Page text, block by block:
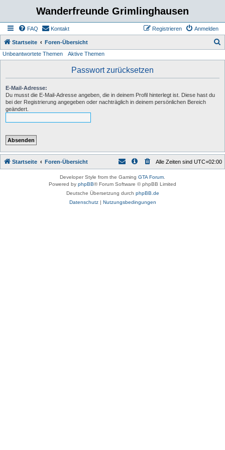
Wanderfreunde Grimlinghausen
FAQ Kontakt Anmelden
Registrieren
Startseite Foren-Übersicht
Unbeantwortete Themen Aktive Themen
Passwort zurücksetzen
E-Mail-Adresse:
Du musst die E-Mail-Adresse angeben, die in deinem Profil hinterlegt ist. Diese hast du
bei der Registrierung angegeben oder nachträglich in deinem persönlichen Bereich
geändert.
Startseite Foren-Übersicht Alle Zeiten sind UTC+02:00
Developer Style from the Gaming GTA Forum
Powered by phpBB® Forum Software © phpBB Limited
Deutsche Übersetzung durch phpBB.de
Datenschutz| Nutzungsbedingungen